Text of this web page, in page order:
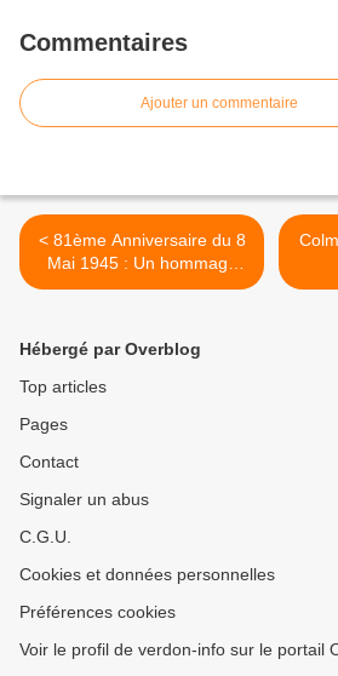
Commentaires
Ajouter un commentaire
< 81ème Anniversaire du 8
Mai 1945 : Un hommage
vibrant aux femmes et à
Colmars :
Hébergé par Overblog
Top articles
Pages
Contact
Signaler un abus
C.G.U.
Cookies et données personnelles
Préférences cookies
Voir le profil de verdon-info sur le portail